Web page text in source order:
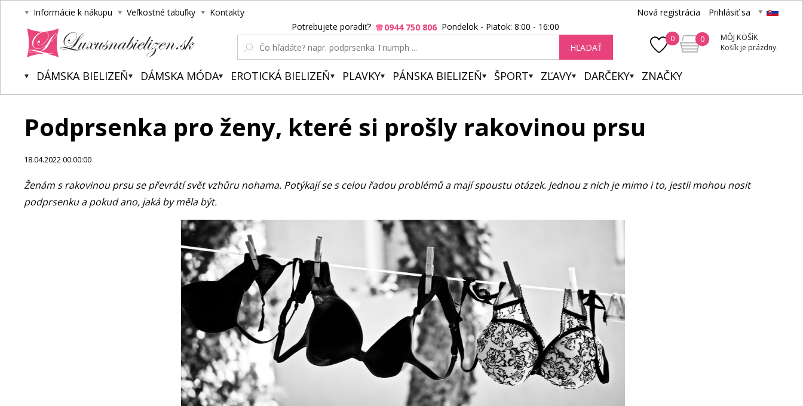
Informácie k nákupu Veľkostné tabuľky Kontakty Nová registrácia Prihlásiť sa
0 0 MÔJ KOŠÍK
Košík je prázdny.
Potrebujete poradiť? 0944 750 806 Pondelok - Piatok: 8:00 - 16:00
HĽADAŤ
DÁMSKA BIELIZEŇ DÁMSKA MÓDA EROTICKÁ BIELIZEŇ PLAVKY PÁNSKA BIELIZEŇ ŠPORT ZĽAVY DARČEKY ZNAČKY
Podprsenka pro ženy, které si prošly rakovinou prsu
18.04.2022 00:00:00
Ženám s rakovinou prsu se převrátí svět vzhůru nohama. Potýkají se s celou řadou problémů a mají spoustu otázek. Jednou z nich je mimo i to, jestli mohou nosit
podprsenku a pokud ano, jaká by měla být.